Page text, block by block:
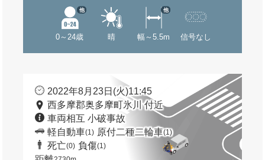
0～24歳
他
晴 幅～5.5m
他
信号なし
2022年8月23日(火)11:45
西多摩郡奥多摩町氷川 付近
車両相互 小破事故
軽自動車(1) 原付二種二輪車(1)
死亡(0) 負傷(1)